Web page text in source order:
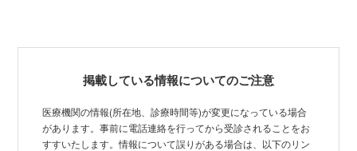
掲載している情報についてのご注意
医療機関の情報(所在地、診療時間等)が変更になっている場合
があります。事前に電話連絡を行ってから受診されることをお
すすいたします。情報について誤りがある場合は、以下のリン